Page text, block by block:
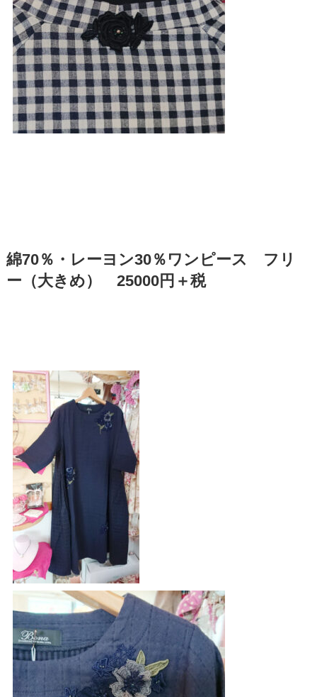
綿70％・レーヨン30％ワンピース フリ
ー（大きめ） 25000円＋税